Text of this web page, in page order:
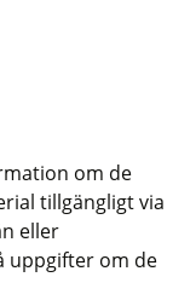
om de
tillgängligt via
eller
uppgifter om de